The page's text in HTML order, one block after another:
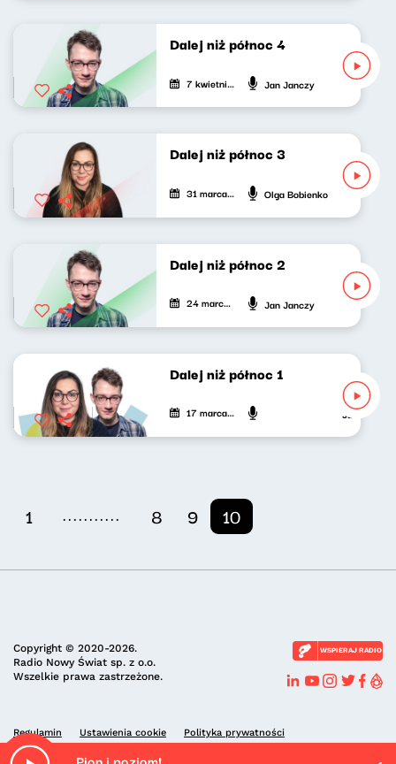
Dalej niż północ 4
7 kwietnia 2024 Jan Janczy
Dalej niż północ 3
31 marca 2024 Olga Bobienko
Dalej niż północ 2
24 marca 2024 Jan Janczy
Dalej niż północ 1
17 marca 2024 Jan
1 ........... 8 9 10
Copyright © 2020-2026.
Radio Nowy Świat sp. z o.o.
Wszelkie prawa zastrzeżone.
WSPIERAJ RADIO
Regulamin Ustawienia cookie Polityka prywatności